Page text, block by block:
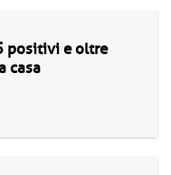
positivi e oltre
casa